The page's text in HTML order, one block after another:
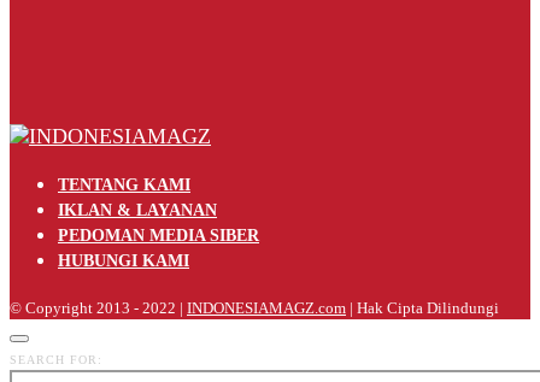
TENTANG KAMI
IKLAN & LAYANAN
PEDOMAN MEDIA SIBER
HUBUNGI KAMI
© Copyright 2013 - 2022 | INDONESIAMAGZ.com | Hak Cipta Dilindungi
SEARCH FOR: